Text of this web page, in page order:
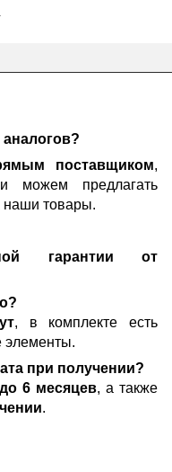
поставщиком,
можем предлагать
наши товары.
гарантии от
, в комплекте есть
элементы.
при получении?
6 месяцев, а также
.